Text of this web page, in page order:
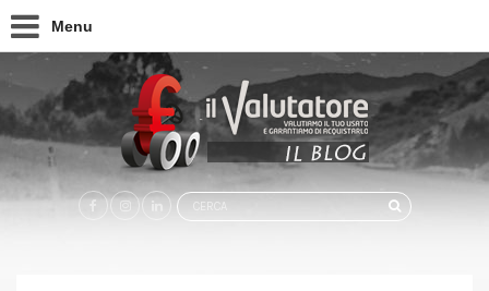
Menu
Search
CERCA